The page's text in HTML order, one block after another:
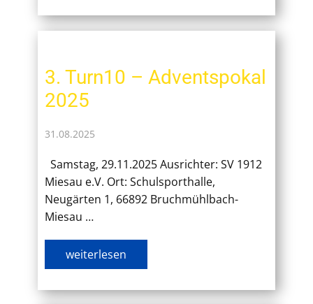
3. Turn10 – Adventspokal
2025
31.08.2025
Samstag, 29.11.2025 Ausrichter: SV 1912
Miesau e.V. Ort: Schulsporthalle,
Neugärten 1, 66892 Bruchmühlbach-
Miesau …
weiterlesen